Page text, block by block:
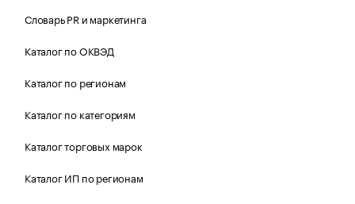
Словарь PR и маркетинга
Каталог по ОКВЭД
Каталог по регионам
Каталог по категориям
Каталог торговых марок
Каталог ИП по регионам